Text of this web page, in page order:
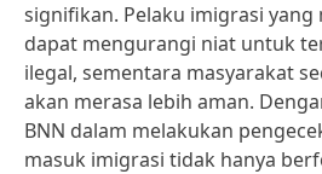
signifikan. Pelaku imigrasi yang
dapat mengurangi niat untuk
ilegal, sementara masyarakat
akan merasa lebih aman.
BNN dalam melakukan
masuk imigrasi tidak hanya